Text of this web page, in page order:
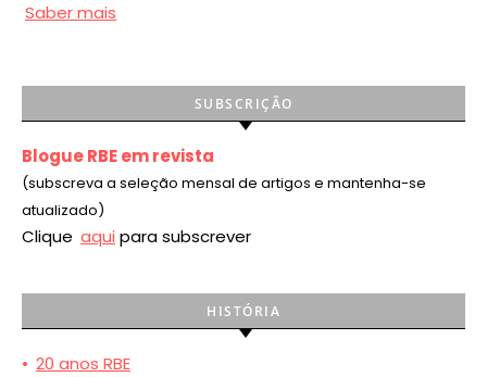
Saber mais
SUBSCRIÇÃO
Blogue RBE em revista
(subscreva a seleção mensal de artigos e mantenha-se
atualizado)
Clique aqui para subscrever
HISTÓRIA
• 20 anos RBE